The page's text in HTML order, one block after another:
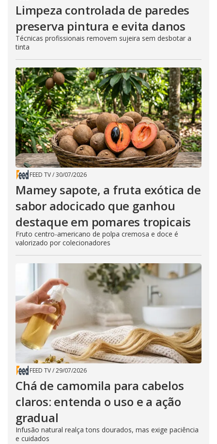
Limpeza controlada de paredes
preserva pintura e evita danos
Técnicas profissionais removem sujeira sem desbotar a
tinta
FEED TV/30/07/2026
Mamey sapote, a fruta exótica de
sabor adocicado que ganhou
destaque em pomares tropicais
Fruto centro-americano de polpa cremosa e doce é
valorizado por colecionadores
FEED TV/29/07/2026
Chá de camomila para cabelos
claros: entenda o uso e a ação
gradual
Infusão natural realça tons dourados, mas exige paciência
e cuidados